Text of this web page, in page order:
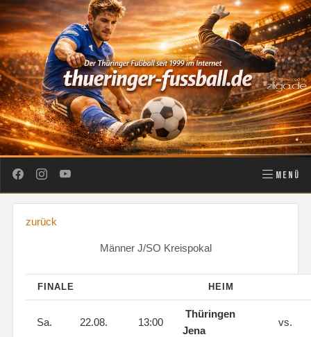
MENÜ
zurück
Männer J/SO Kreispokal
FINALE HEIM
Sa. 22.08. 13:00
Thüringen
Jena
vs.